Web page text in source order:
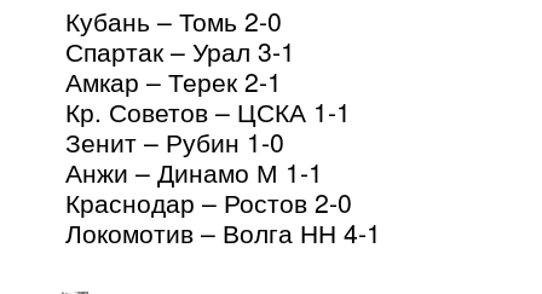
Кубань – Томь 2-0
Спартак – Урал 3-1
Амкар – Терек 2-1
Кр. Советов – ЦСКА 1-1
Зенит – Рубин 1-0
Анжи – Динамо М 1-1
Краснодар – Ростов 2-0
Локомотив – Волга НН 4-1